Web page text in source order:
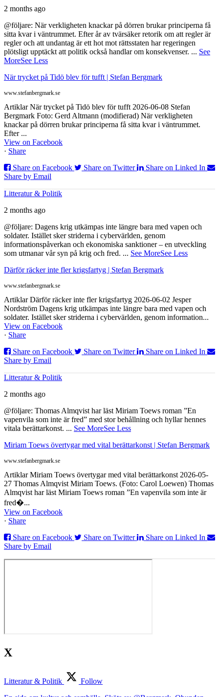
2 months ago
@följare: När verkligheten knackar på dörren brukar principerna få
sitta kvar i väntrummet. Efter år av tvärsäker retorik om att regler är
regler och att undantag är ett hot mot rättsstaten har regeringen
plötsligt upptäckt att politik också handlar om konsekvenser. ... See
MoreSee Less
När trycket på Tidö blev för tufft | Stefan Bergmark
www.stefanbergmark.se
Artiklar När trycket på Tidö blev för tufft 2026-06-08 Stefan
Bergmark Foto: Gerd Altmann (modifierad) När verkligheten
knackar på dörren brukar principerna få sitta kvar i väntrummet.
Efter ...
View on Facebook
· Share
Share on Facebook
Share on Twitter
Share on Linked In
Share by Email
Litteratur & Politik
2 months ago
@följare: Dagens krig utkämpas inte längre bara med vapen och
soldater. Istället sker striderna i cybervärlden, genom
informationspåverkan och ekonomiska sanktioner – en utveckling
som utmanar vår syn på krig och fred. ... See MoreSee Less
Därför räcker inte fler krigsfartyg | Stefan Bergmark
www.stefanbergmark.se
Artiklar Därför räcker inte fler krigsfartyg 2026-06-02 Jesper
Nordström Dagens krig utkämpas inte längre bara med vapen och
soldater. Istället sker striderna i cybervärlden, genom information...
View on Facebook
· Share
Share on Facebook
Share on Twitter
Share on Linked In
Share by Email
Litteratur & Politik
2 months ago
@följare: Thomas Almqvist har läst Miriam Toews roman ”En
vapenvila som inte är fred” med stor behållning och hyllar hennes
vitala berättarkonst. ... See MoreSee Less
Miriam Toews övertygar med vital berättarkonst | Stefan Bergmark
www.stefanbergmark.se
Artiklar Miriam Toews övertygar med vital berättarkonst 2026-05-
27 Thomas Almqvist Miriam Toews. (Foto: Carol Loewen) Thomas
Almqvist har läst Miriam Toews roman ”En vapenvila som inte är
fred�...
View on Facebook
· Share
Share on Facebook
Share on Twitter
Share on Linked In
Share by Email
X
Litteratur & Politik
Follow